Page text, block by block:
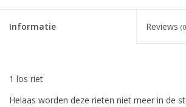
Informatie Reviews
1 los riet
Helaas worden deze rieten niet meer in de